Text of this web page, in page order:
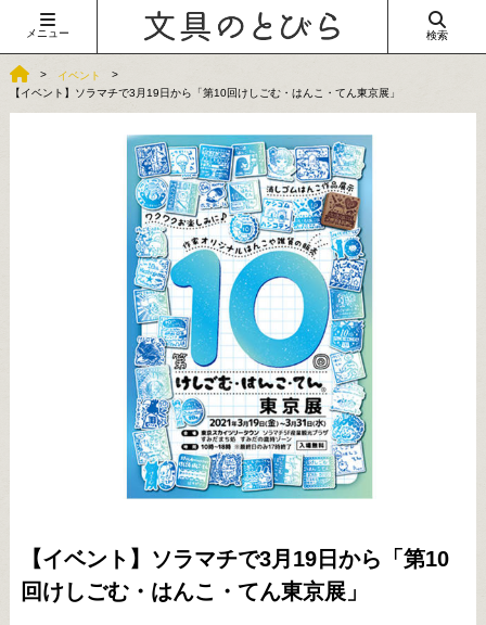
メニュー 検索
イベント
【イベント】ソラマチで3月19日から「第10回けしごむ・はんこ・てん東京展」
【イベント】ソラマチで3月19日から「第10
回けしごむ・はんこ・てん東京展」